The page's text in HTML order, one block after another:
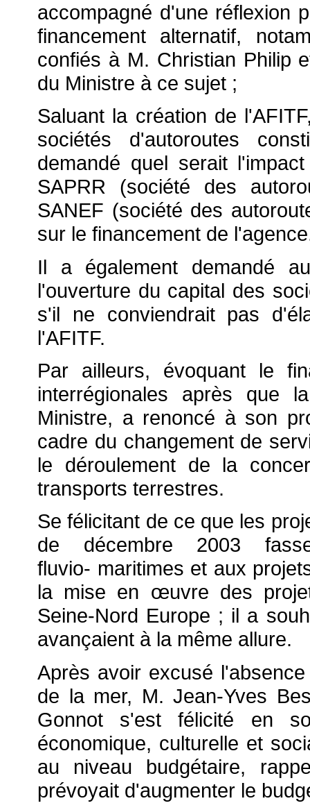
accompagné d'une réflexion
financement alternatif,
confiés à M. Christian Philip
du Ministre à ce sujet ;
Saluant la création de
sociétés d'autoroutes
demandé quel serait
SAPRR (société des
SANEF (société des
sur le financement de
Il a également demandé
l'ouverture du capital des
s'il ne conviendrait pas
l'AFITF.
Par ailleurs, évoquant le
interrégionales après que
Ministre, a renoncé à son
cadre du changement de
le déroulement de la
transports terrestres.
Se félicitant de ce que les
de décembre 2003
fluvio- maritimes et aux
la mise en œuvre des
Seine-Nord Europe ; il a
avançaient à la même allure.
Après avoir excusé
de la mer, M. Jean-Yves
Gonnot s'est félicité en
économique, culturelle et
au niveau budgétaire,
prévoyait d'augmenter le